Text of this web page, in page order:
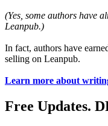
(Yes, some authors have
Leanpub.)
In fact, authors have
selling on Leanpub.
Learn more about
Free Updates.